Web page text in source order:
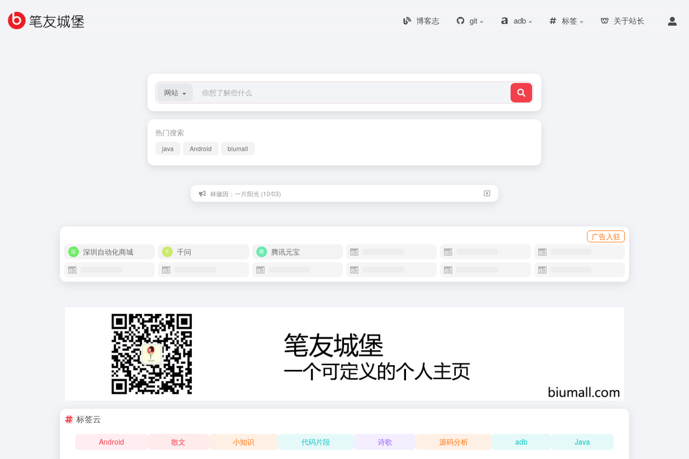
博客志 git adb 标签 关于站长
网站
热门搜索
java Android biumall
林徽因：一片阳光 (10/03)
广告入驻
深圳自动化商城
千问 腾讯元宝
标签云
Android 散文 小知识 代码片段 诗歌 源码分析 adb Java